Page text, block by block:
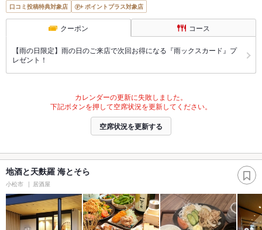
口コミ投稿特典対象店 ポイントプラス対象店
クーポン コース
【雨の日限定】雨の日のご来店で次回お得になる『雨ックスカード』プ
レゼント！
カレンダーの更新に失敗しました。
下記ボタンを押して空席状況を更新してください。
空席状況を更新する
地酒と天麩羅 海とそら
小松市 居酒屋